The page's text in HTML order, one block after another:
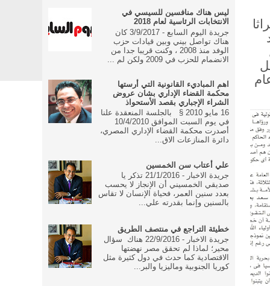
فى يوم ٩ من عام
ليس هناك منافسين للسيسي في
الانتخابات الرئاسية لعام 2018
جريدة اليوم السابع - 3/9/2017 كان
هناك تواصل بيني وبين قيادات حزب
الوفد منذ 2008 ، وكنت قريبا جدا من
الانضمام للحزب في 2009 ولكن لم ...
اهم المباديء القانونية التي أرستها
محكمة القضاء الإداري بشان عروض
الشراء الإجباري بقصد الأستحواذ
16 مايو 2010 § بالجلسة المنعقدة علنا
في يوم السبت الموافق 10/4/2010
أصدرت محكمة القضاء الإداري المصري،
دائرة المنازعات الاق...
علي أعتاب سن الخمسين
جريدة الاخبار - 21/1/2016 تذكر يا
صديقي الخمسيني أن الإنجاز لا يحسب
بعدد سنين العمر، فحياة الإنسان لا تقاس
بالسنين وإنما بقدرته علي...
خطيئة التراجع في منتصف الطريق
جريدة الاخبار - 22/9/2016 هناك سؤال
محير؛ لماذا لم تحقق مصر نهضتها
الاقتصادية كما حدث في دول كثيرة مثل
كوريا الجنوبية وماليزيا والبر...